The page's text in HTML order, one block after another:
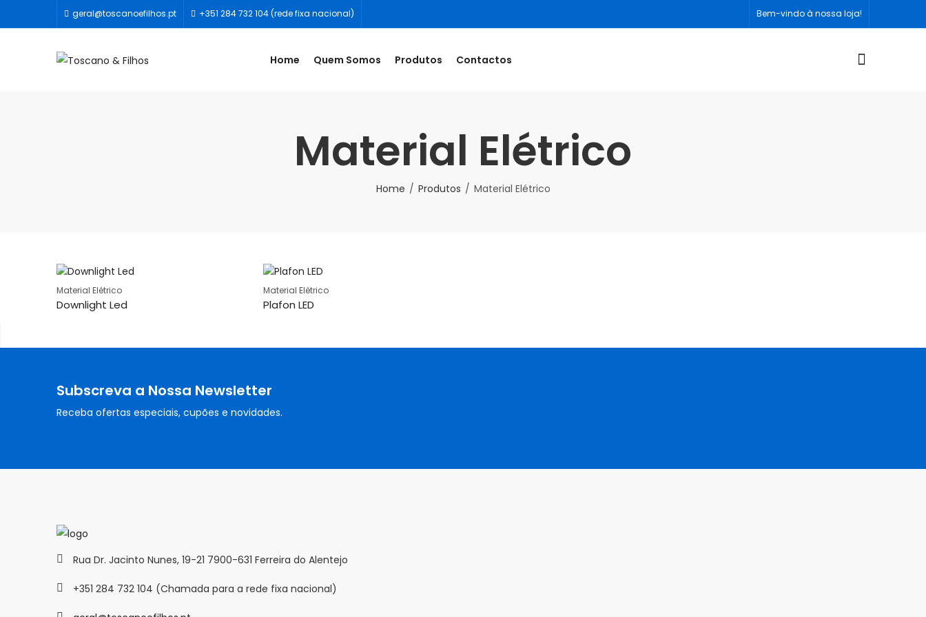
geral@toscanoefilhos.pt +351 284 732 104 (rede fixa nacional) Bem-vindo à nossa loja!
Home Quem Somos Produtos Contactos
Material Elétrico
Home Produtos Material Elétrico
Material Elétrico
Downlight Led
Material Elétrico
Plafon LED
Subscreva a Nossa Newsletter
Receba ofertas especiais, cupões e novidades.
Rua Dr. Jacinto Nunes, 19-21 7900-631 Ferreira do Alentejo
+351 284 732 104 (Chamada para a rede fixa nacional)